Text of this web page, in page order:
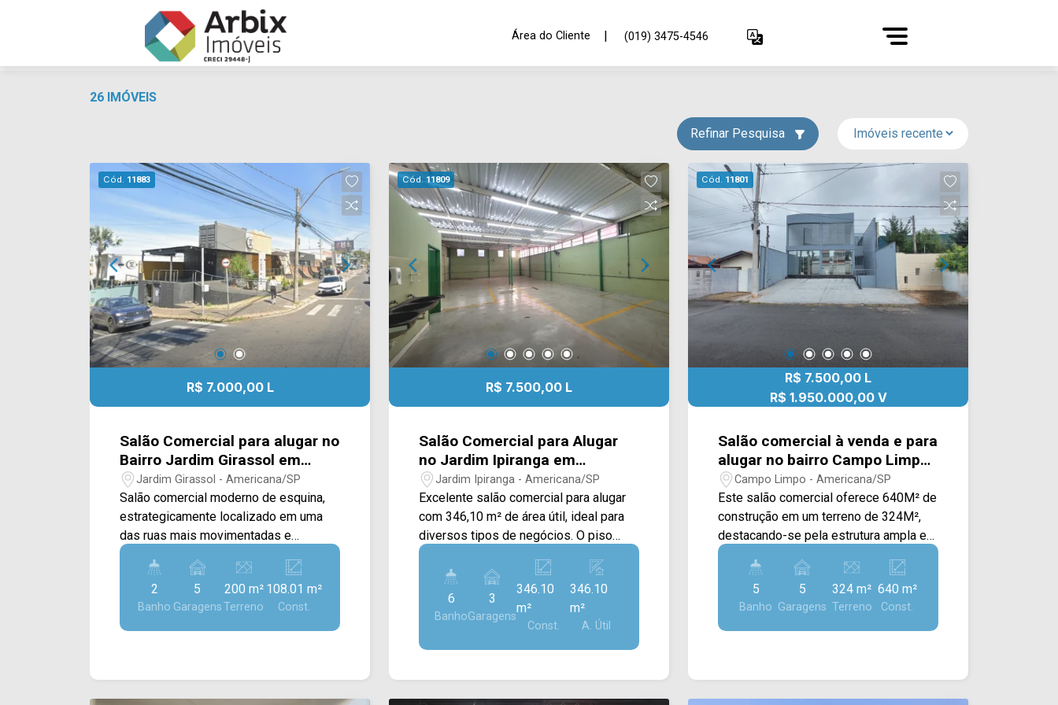
Área do Cliente | (019) 3475-4546
26 IMÓVEIS
Refinar Pesquisa
Cód. 11883
R$ 7.000,00 L
Salão Comercial para alugar no
Bairro Jardim Girassol em
Americana/SP
Jardim Girassol - Americana/SP
Salão comercial moderno de esquina,
estrategicamente localizado em uma
das ruas mais movimentadas e
valorizadas da cidade, sendo a escolha
perfeita para o segmento de
restaurantes, bares ou cafeterias. O
grande diferencial do imóvel fica por
conta de sua charmosa e ampla varanda
2
Banho
5
Garagens
200 m²
Terreno
108.01 m²
Const.
Cód.11809
R$ 7.500,00 L
Salão Comercial para Alugar
no Jardim Ipiranga em
Americana/SP
Jardim Ipiranga - Americana/SP
Excelente salão comercial para alugar
com 346,10 m² de área útil, ideal para
diversos tipos de negócios. O piso
térreo conta com um amplo salão
principal, além de 3 salas privativas e 4
banheiros. No piso superior, o imóvel
oferece mais 5 salas perfeitas para
escritórios e 2 banheiros sociais. Para
maior comodidade de clientes e
6
Banho
3
Garagens
346.10
m²
Const.
346.10
m²
A. Útil
Cód. 11801
R$ 7.500,00 L
R$ 1.950.000,00 V
Salão comercial à venda e para
alugar no bairro Campo Limpo
em Americana/SP
Campo Limpo - Americana/SP
Este salão comercial oferece 640M² de
construção em um terreno de 324M²,
destacando-se pela estrutura ampla e
versátil, ideal para empresas, centros
de distribuição, lojas de grande porte,
academias, clínicas ou diversos outros
segmentos que necessitam de espaço
e excelente localização. O imóvel conta
5
Banho
5
Garagens
324 m²
Terreno
640 m²
Const.